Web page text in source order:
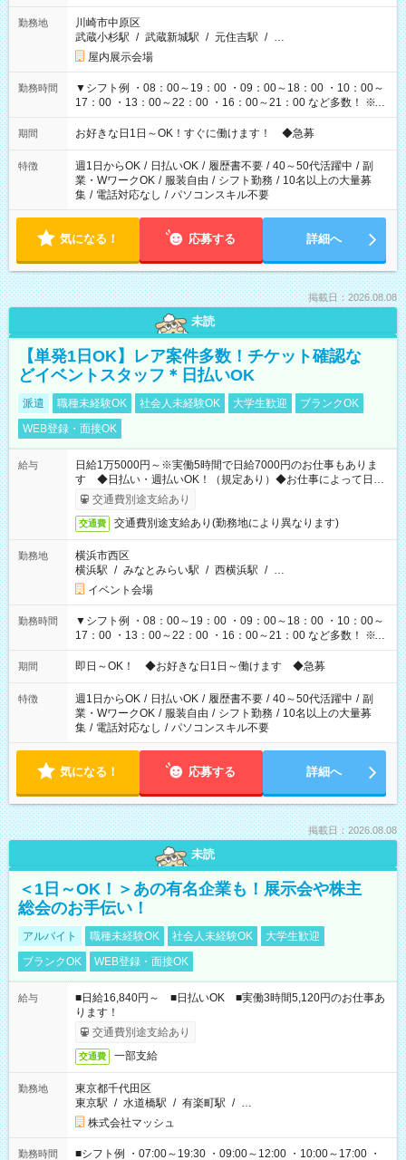
勤務地
川崎市中原区
武蔵小杉駅 / 武蔵新城駅 / 元住吉駅 / …
屋内展示会場
勤務時間
▼シフト例 ・08：00～19：00 ・09：00～18：00 ・10：00～
17：00 ・13：00～22：00 ・16：00～21：00 など多数！ ※お
仕事により勤務時間が異なります
期間 お好きな日1日～OK！すぐに働けます！ ◆急募
特徴 週1日からOK / 日払いOK / 履歴書不要 / 40～50代活躍中 / 副
業・WワークOK / 服装自由 / シフト勤務 / 10名以上の大量募
集 / 電話対応なし / パソコンスキル不要
気になる！ 応募する 詳細へ
掲載日：2026.08.08
未読
【単発1日OK】レア案件多数！チケット確認な
どイベントスタッフ＊日払いOK
派遣 職種未経験OK 社会人未経験OK 大学生歓迎
ブランクOK
WEB登録・面接OK
給与
日給1万5000円～※実働5時間で日給7000円のお仕事もありま
す ◆日払い・週払いOK！（規定あり）◆お仕事によって日給
も異なります
交通費別途支給あり
交通費 交通費別途支給あり(勤務地により異なります)
勤務地
横浜市西区
横浜駅 / みなとみらい駅 / 西横浜駅 / …
イベント会場
勤務時間
▼シフト例 ・08：00～19：00 ・09：00～18：00 ・10：00～
17：00 ・13：00～22：00 ・16：00～21：00 など多数！ ※お
仕事により勤務時間が異なります
期間 即日～OK！ ◆お好きな日1日～働けます ◆急募
特徴 週1日からOK / 日払いOK / 履歴書不要 / 40～50代活躍中 / 副
業・WワークOK / 服装自由 / シフト勤務 / 10名以上の大量募
集 / 電話対応なし / パソコンスキル不要
気になる！ 応募する 詳細へ
掲載日：2026.08.08
未読
＜1日～OK！＞あの有名企業も！展示会や株主
総会のお手伝い！
アルバイト 職種未経験OK 社会人未経験OK
大学生歓迎
ブランクOK
WEB登録・面接OK
給与
■日給16,840円～ ■日払いOK ■実働3時間5,120円のお仕事あ
ります！
交通費別途支給あり
交通費 一部支給
勤務地
東京都千代田区
東京駅 / 水道橋駅 / 有楽町駅 / …
株式会社マッシュ
勤務時間
■シフト例 ・07:00～19:30 ・09:00～12:00 ・10:00～17:00 ・